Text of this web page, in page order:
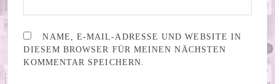
NAME, E-MAIL-ADRESSE UND WEBSITE IN
DIESEM BROWSER FÜR MEINEN NÄCHSTEN
KOMMENTAR SPEICHERN.